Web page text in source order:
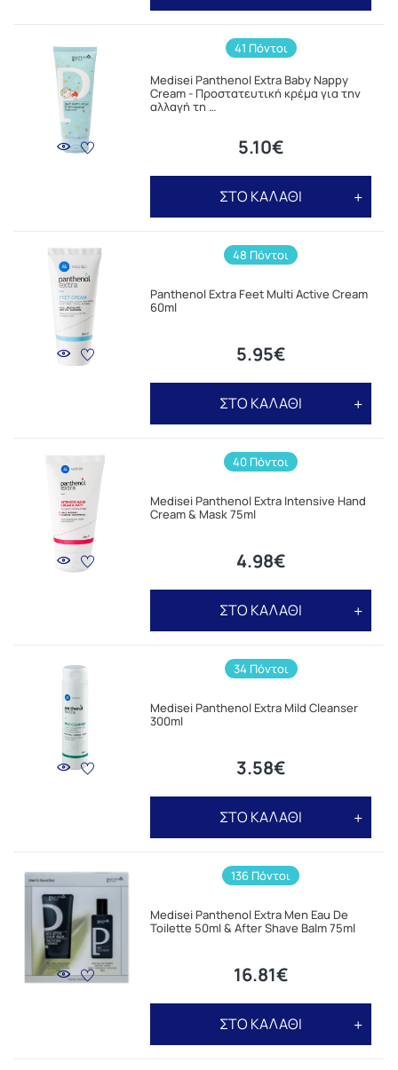
41 Πόντοι
Medisei Panthenol Extra Baby Nappy
Cream - Προστατευτική κρέμα για την
αλλαγή τη …
5.10€
ΣΤΟ ΚΑΛΑΘΙ
48 Πόντοι
Panthenol Extra Feet Multi Active Cream
60ml
5.95€
ΣΤΟ ΚΑΛΑΘΙ
40 Πόντοι
Medisei Panthenol Extra Intensive Hand
Cream & Mask 75ml
4.98€
ΣΤΟ ΚΑΛΑΘΙ
34 Πόντοι
Medisei Panthenol Extra Mild Cleanser
300ml
3.58€
ΣΤΟ ΚΑΛΑΘΙ
136 Πόντοι
Medisei Panthenol Extra Men Eau De
Toilette 50ml & After Shave Balm 75ml
16.81€
ΣΤΟ ΚΑΛΑΘΙ